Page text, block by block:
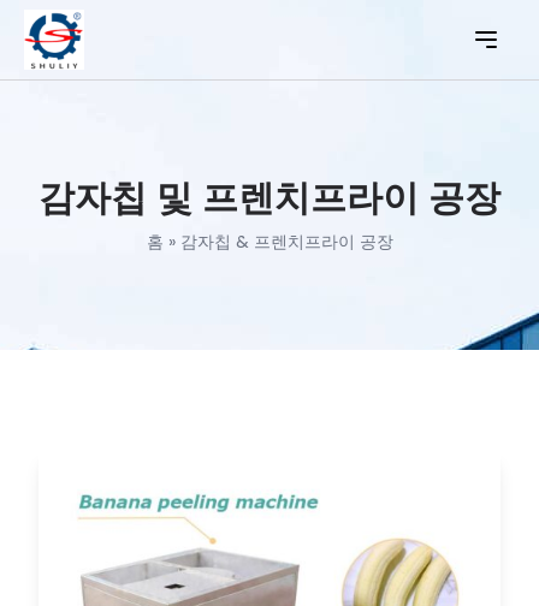
감자칩 및 프렌치프라이 공장
홈 » 감자칩 & 프렌치프라이 공장